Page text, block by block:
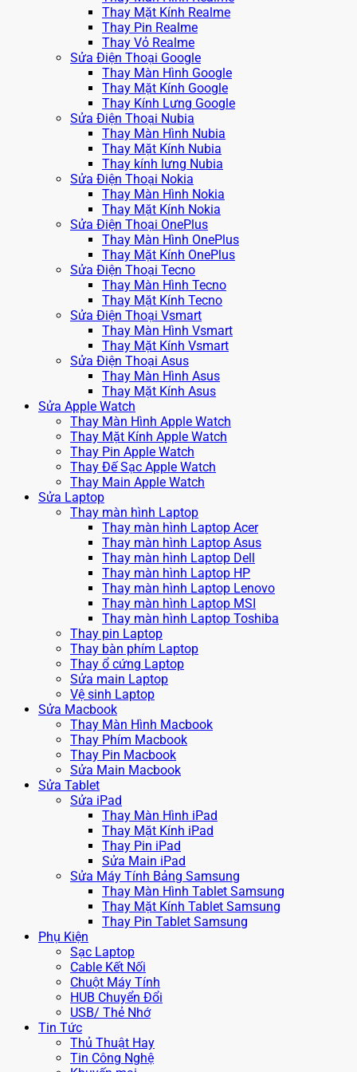
Thay Mặt Kính Realme
Thay Pin Realme
Thay Vỏ Realme
Sửa Điện Thoại Google
Thay Màn Hình Google
Thay Mặt Kính Google
Thay Kính Lưng Google
Sửa Điện Thoại Nubia
Thay Màn Hình Nubia
Thay Mặt Kính Nubia
Thay kính lưng Nubia
Sửa Điện Thoại Nokia
Thay Màn Hình Nokia
Thay Mặt Kính Nokia
Sửa Điện Thoại OnePlus
Thay Màn Hình OnePlus
Thay Mặt Kính OnePlus
Sửa Điện Thoại Tecno
Thay Màn Hình Tecno
Thay Mặt Kính Tecno
Sửa Điện Thoại Vsmart
Thay Màn Hình Vsmart
Thay Mặt Kính Vsmart
Sửa Điện Thoại Asus
Thay Màn Hình Asus
Thay Mặt Kính Asus
Sửa Apple Watch
Thay Màn Hình Apple Watch
Thay Mặt Kính Apple Watch
Thay Pin Apple Watch
Thay Đế Sạc Apple Watch
Thay Main Apple Watch
Sửa Laptop
Thay màn hình Laptop
Thay màn hình Laptop Acer
Thay màn hình Laptop Asus
Thay màn hình Laptop Dell
Thay màn hình Laptop HP
Thay màn hình Laptop Lenovo
Thay màn hình Laptop MSI
Thay màn hình Laptop Toshiba
Thay pin Laptop
Thay bàn phím Laptop
Thay ổ cứng Laptop
Sửa main Laptop
Vệ sinh Laptop
Sửa Macbook
Thay Màn Hình Macbook
Thay Phím Macbook
Thay Pin Macbook
Sửa Main Macbook
Sửa Tablet
Sửa iPad
Thay Màn Hình iPad
Thay Mặt Kính iPad
Thay Pin iPad
Sửa Main iPad
Sửa Máy Tính Bảng Samsung
Thay Màn Hình Tablet Samsung
Thay Mặt Kính Tablet Samsung
Thay Pin Tablet Samsung
Phụ Kiện
Sạc Laptop
Cable Kết Nối
Chuột Máy Tính
HUB Chuyển Đổi
USB/ Thẻ Nhớ
Tin Tức
Thủ Thuật Hay
Tin Công Nghệ